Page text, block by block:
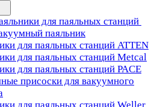
для паяльных станций
паяльник
для паяльных станций ATTEN
для паяльных станций Metcal
для паяльных станций PACE
присоски для вакуумного
для паяльных станций Weller